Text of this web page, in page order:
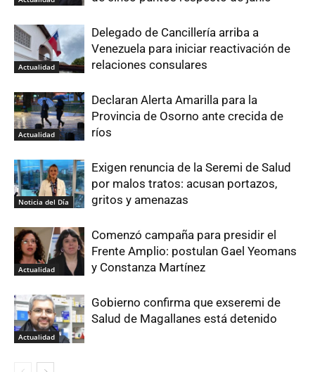
Actualidad
Delegado de Cancillería arriba a
Venezuela para iniciar reactivación de
relaciones consulares
Actualidad
Declaran Alerta Amarilla para la
Provincia de Osorno ante crecida de
ríos
Noticia del Día
Exigen renuncia de la Seremi de Salud
por malos tratos: acusan portazos,
gritos y amenazas
Actualidad
Comenzó campaña para presidir el
Frente Amplio: postulan Gael Yeomans
y Constanza Martínez
Actualidad
Gobierno confirma que exseremi de
Salud de Magallanes está detenido